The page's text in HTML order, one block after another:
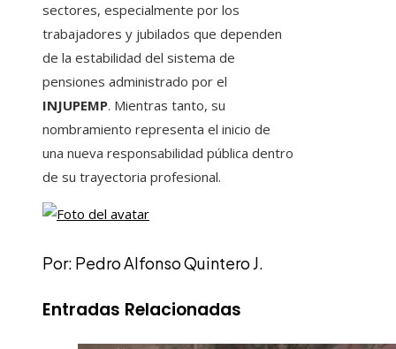
sectores, especialmente por los
trabajadores y jubilados que dependen
de la estabilidad del sistema de
pensiones administrado por el
INJUPEMP. Mientras tanto, su
nombramiento representa el inicio de
una nueva responsabilidad pública dentro
de su trayectoria profesional.
Por: Pedro Alfonso Quintero J.
Entradas Relacionadas